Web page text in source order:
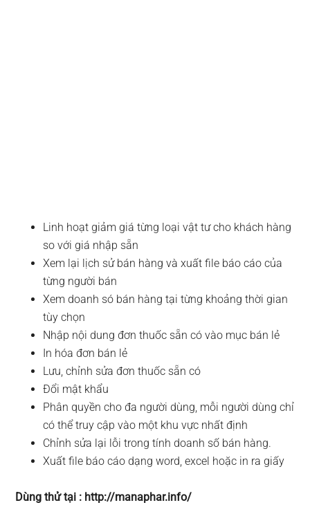
Linh hoạt giảm giá từng loại vật tư cho khách hàng
so với giá nhập sẵn
Xem lại lịch sử bán hàng và xuất file báo cáo của
từng người bán
Xem doanh só bán hàng tại từng khoảng thời gian
tùy chọn
Nhập nội dung đơn thuốc sẵn có vào mục bán lẻ
In hóa đơn bán lẻ
Lưu, chỉnh sửa đơn thuốc sẵn có
Đổi mật khẩu
Phân quyền cho đa người dùng, mỗi người dùng chỉ
có thể truy cập vào một khu vực nhất định
Chỉnh sửa lại lỗi trong tính doanh số bán hàng.
Xuất file báo cáo dạng word, excel hoặc in ra giấy
Dùng thử tại : http://manaphar.info/